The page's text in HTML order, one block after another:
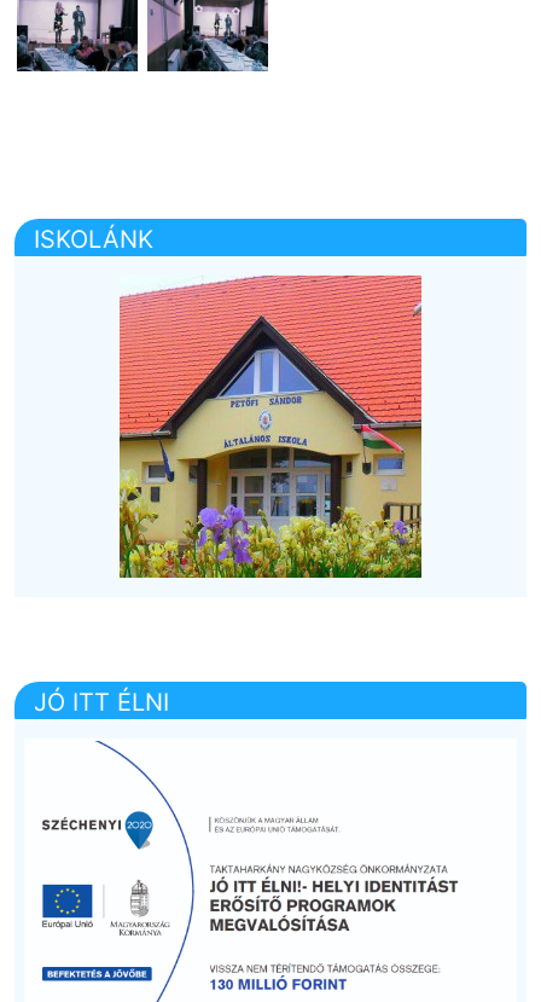
ISKOLÁNK
JÓ ITT ÉLNI